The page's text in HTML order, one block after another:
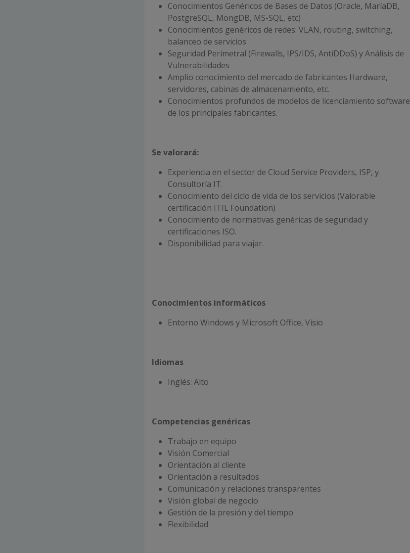
Conocimientos Genéricos de Bases de Datos (Oracle, MaríaDB,
PostgreSQL, MongDB, MS-SQL, etc)
Conocimientos genéricos de redes: VLAN, routing, switching,
balanceo de servicios
Seguridad Perimetral (Firewalls, IPS/IDS, AntiDDoS) y Análisis de
Vulnerabilidades
Amplio conocimiento del mercado de fabricantes Hardware,
servidores, cabinas de almacenamiento, etc.
Conocimientos profundos de modelos de licenciamiento software
de los principales fabricantes.
Se valorará:
Experiencia en el sector de Cloud Service Providers, ISP, y
Consultoría IT.
Conocimiento del ciclo de vida de los servicios (Valorable
certificación ITIL Foundation)
Conocimiento de normativas genéricas de seguridad y
certificaciones ISO.
Disponibilidad para viajar.
Conocimientos informáticos
Entorno Windows y Microsoft Office, Visio
Idiomas
Inglés: Alto
Competencias genéricas
Trabajo en equipo
Visión Comercial
Orientación al cliente
Orientación a resultados
Comunicación y relaciones transparentes
Visión global de negocio
Gestión de la presión y del tiempo
Flexibilidad